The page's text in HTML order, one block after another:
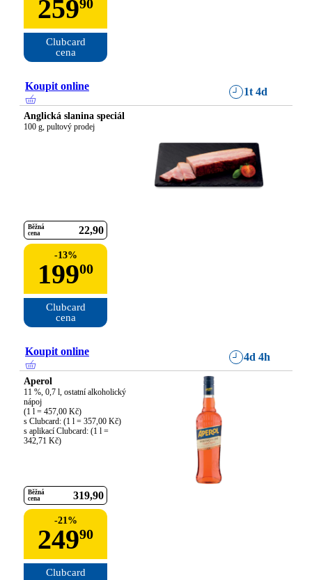
25990
Clubcard
cena
Koupit online 1t 4d
Anglická slanina speciál
100 g, pultový prodej
Běžná
cena
22 90
-13%
19900
Clubcard
cena
Koupit online 4d 4h
Aperol
11 %, 0,7 l, ostatní alkoholický
nápoj
(1 l = 457,00 Kč)
s Clubcard: (1 l = 357,00 Kč)
s aplikací Clubcard: (1 l =
342,71 Kč)
Běžná
cena
319 90
-21%
24990
Clubcard